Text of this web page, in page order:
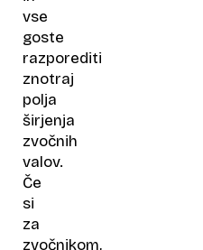
vse
goste
razporediti
znotraj
polja
širjenja
zvočnih
valov.
Če
si
za
zvočnikom,